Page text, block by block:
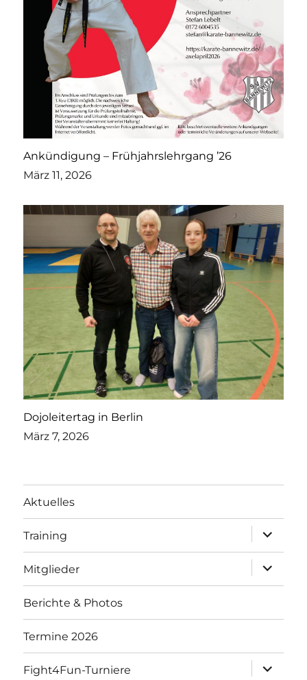
Ankündigung – Frühjahrslehrgang ’26
März 11, 2026
Dojoleitertag in Berlin
März 7, 2026
Aktuelles
Training
öffnen
Mitglieder
öffnen
Berichte & Photos
Termine 2026
Fight4Fun-Turniere